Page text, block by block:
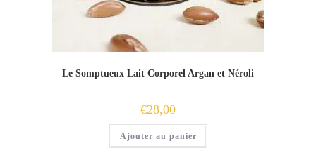
Le Somptueux Lait Corporel Argan et Néroli
€28,00
Ajouter au panier